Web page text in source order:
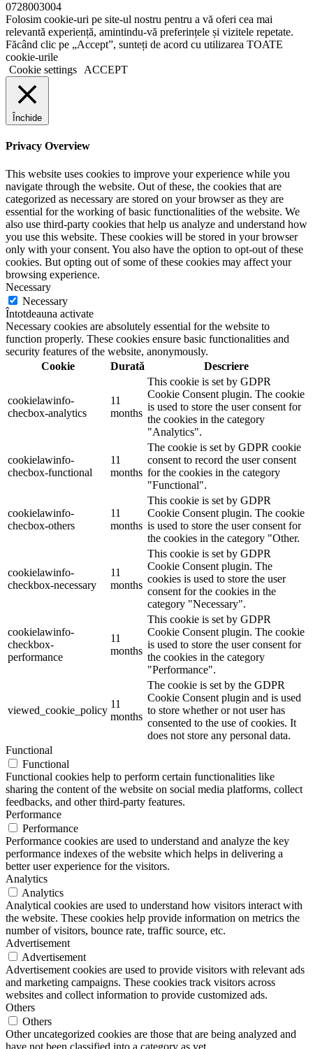
0728003004
Folosim cookie-uri pe site-ul nostru pentru a vă oferi cea mai
relevantă experiență, amintindu-vă preferințele și vizitele repetate.
Făcând clic pe „Accept”, sunteți de acord cu utilizarea TOATE
cookie-urile
Cookie settings
ACCEPT
Închide
Privacy Overview
This website uses cookies to improve your experience while you
navigate through the website. Out of these, the cookies that are
categorized as necessary are stored on your browser as they are
essential for the working of basic functionalities of the website. We
also use third-party cookies that help us analyze and understand how
you use this website. These cookies will be stored in your browser
only with your consent. You also have the option to opt-out of these
cookies. But opting out of some of these cookies may affect your
browsing experience.
Necessary
Necessary
Întotdeauna activate
Necessary cookies are absolutely essential for the website to
function properly. These cookies ensure basic functionalities and
security features of the website, anonymously.
Cookie
Durată Descriere
cookielawinfo-
checbox-analytics
11
months
This cookie is set by GDPR
Cookie Consent plugin. The cookie
is used to store the user consent for
the cookies in the category
"Analytics".
cookielawinfo-
checbox-functional
11
months
The cookie is set by GDPR cookie
consent to record the user consent
for the cookies in the category
"Functional".
cookielawinfo-
checbox-others
11
months
This cookie is set by GDPR
Cookie Consent plugin. The cookie
is used to store the user consent for
the cookies in the category "Other.
cookielawinfo-
checkbox-necessary
11
months
This cookie is set by GDPR
Cookie Consent plugin. The
cookies is used to store the user
consent for the cookies in the
category "Necessary".
cookielawinfo-
checkbox-
performance
11
months
This cookie is set by GDPR
Cookie Consent plugin. The cookie
is used to store the user consent for
the cookies in the category
"Performance".
viewed_cookie_policy
11
months
The cookie is set by the GDPR
Cookie Consent plugin and is used
to store whether or not user has
consented to the use of cookies. It
does not store any personal data.
Functional
Functional
Functional cookies help to perform certain functionalities like
sharing the content of the website on social media platforms, collect
feedbacks, and other third-party features.
Performance
Performance
Performance cookies are used to understand and analyze the key
performance indexes of the website which helps in delivering a
better user experience for the visitors.
Analytics
Analytics
Analytical cookies are used to understand how visitors interact with
the website. These cookies help provide information on metrics the
number of visitors, bounce rate, traffic source, etc.
Advertisement
Advertisement
Advertisement cookies are used to provide visitors with relevant ads
and marketing campaigns. These cookies track visitors across
websites and collect information to provide customized ads.
Others
Others
Other uncategorized cookies are those that are being analyzed and
have not been classified into a category as yet.